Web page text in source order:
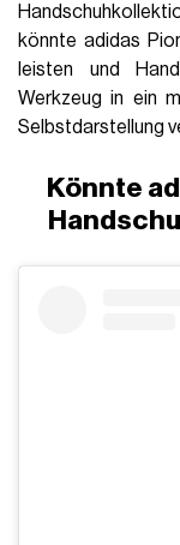
könnte adidas
leisten und
Werkzeug in ein
Selbstdarstellung
Könnte